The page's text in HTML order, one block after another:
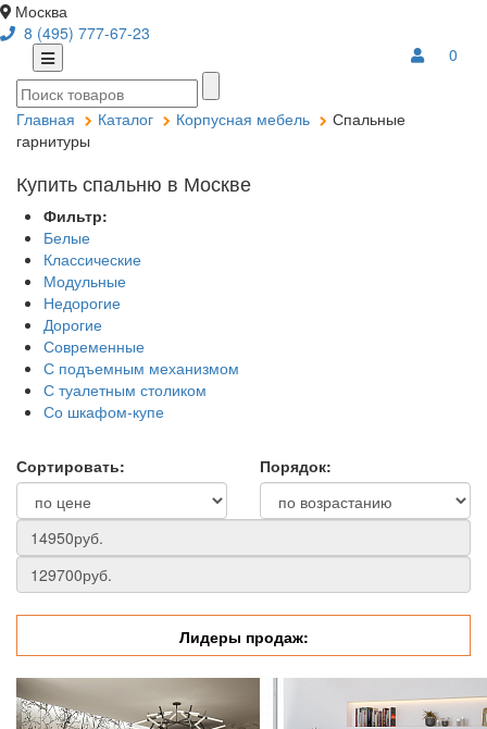
Москва
8 (495) 777-67-23
0
Главная Каталог Корпусная мебель
Спальные
гарнитуры
Купить спальню в Москве
Фильтр:
Белые
Классические
Модульные
Недорогие
Дорогие
Современные
С подъемным механизмом
С туалетным столиком
Со шкафом-купе
Сортировать: Порядок:
Лидеры продаж: